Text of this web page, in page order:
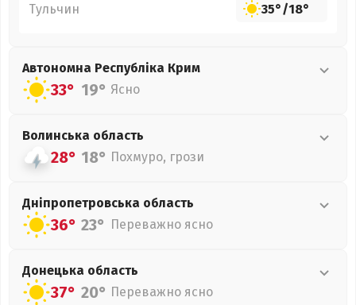
Тульчин 35°/18°
Автономна Республіка Крим
33° 19° Ясно
Волинська область
28° 18° Похмуро, грози
Дніпропетровська область
36° 23° Переважно ясно
Донецька область
37° 20° Переважно ясно